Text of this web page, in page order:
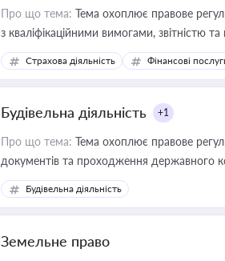
Про що тема: Тема охоплює правове
з кваліфікаційними вимогами, звітністю
медійних змін у цій сфері корисне для
приватизації, оренди державного майна,
Страхова діяльність Фінансові
Будівельна діяльність +1
Про що тема: Тема охоплює правове
документів та проходження державного
Будівельна діяльність
Земельне право